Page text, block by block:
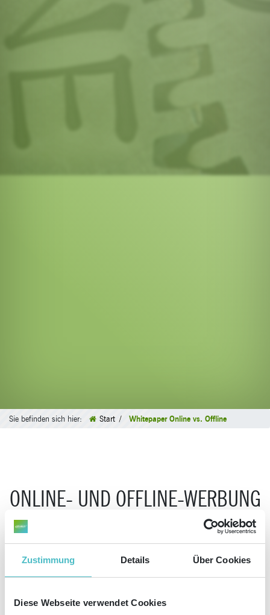
Zustimmung Details Über Cookies
Diese Webseite verwendet Cookies
Sie befinden sich hier: Start Whitepaper Online vs. Offline
ONLINE- UND OFFLINE-WERBUNG
... und besser verkaufen!
Unser Whitepaper richtet sich an Unternehmer, Marketer und Vertriebler,